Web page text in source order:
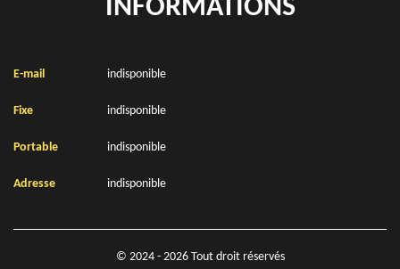
INFORMATIONS
E-mail indisponible
Fixe indisponible
Portable indisponible
Adresse indisponible
© 2024 - 2026 Tout droit réservés